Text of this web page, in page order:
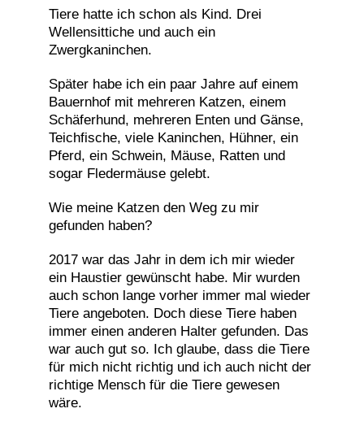
Tiere hatte ich schon als Kind. Drei
Wellensittiche und auch ein
Zwergkaninchen.
Später habe ich ein paar Jahre auf einem
Bauernhof mit mehreren Katzen, einem
Schäferhund, mehreren Enten und Gänse,
Teichfische, viele Kaninchen, Hühner, ein
Pferd, ein Schwein, Mäuse, Ratten und
sogar Fledermäuse gelebt.
Wie meine Katzen den Weg zu mir
gefunden haben?
2017 war das Jahr in dem ich mir wieder
ein Haustier gewünscht habe. Mir wurden
auch schon lange vorher immer mal wieder
Tiere angeboten. Doch diese Tiere haben
immer einen anderen Halter gefunden. Das
war auch gut so. Ich glaube, dass die Tiere
für mich nicht richtig und ich auch nicht der
richtige Mensch für die Tiere gewesen
wäre.